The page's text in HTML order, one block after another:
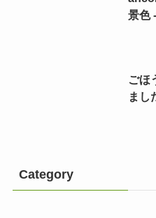
景色
ごほ
まし
Category